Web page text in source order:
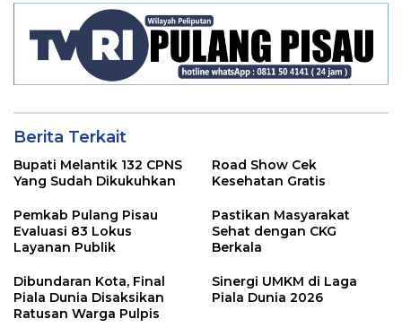
Berita Terkait
Bupati Melantik 132 CPNS
Yang Sudah Dikukuhkan
Road Show Cek
Kesehatan Gratis
Pemkab Pulang Pisau
Evaluasi 83 Lokus
Layanan Publik
Pastikan Masyarakat
Sehat dengan CKG
Berkala
Dibundaran Kota, Final
Piala Dunia Disaksikan
Ratusan Warga Pulpis
Sinergi UMKM di Laga
Piala Dunia 2026